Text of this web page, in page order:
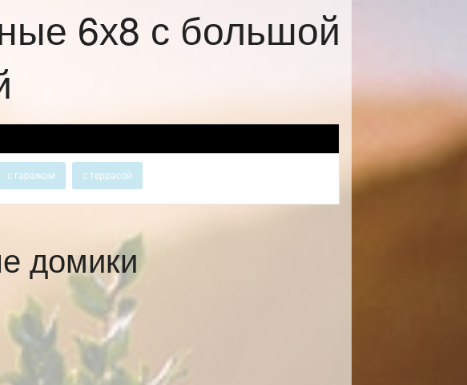
6х8 с большой
с гаражом с террасой
домики